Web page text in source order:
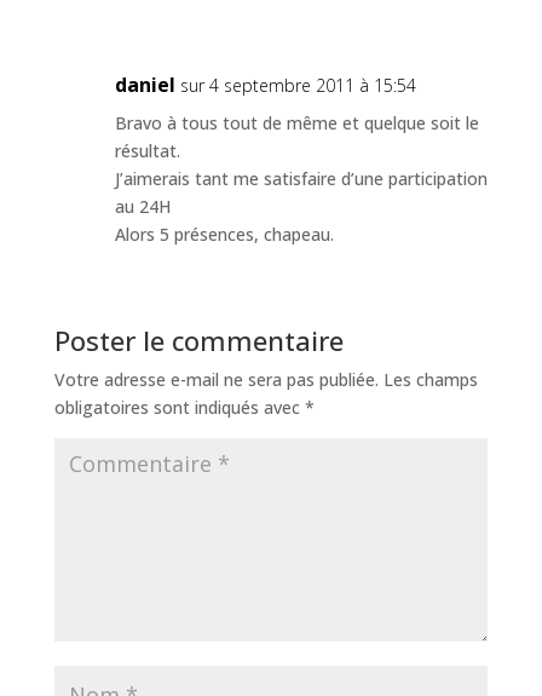
daniel sur 4 septembre 2011 à 15:54
Bravo à tous tout de même et quelque soit le
résultat.
J’aimerais tant me satisfaire d’une participation
au 24H
Alors 5 présences, chapeau.
Poster le commentaire
Votre adresse e-mail ne sera pas publiée. Les champs
obligatoires sont indiqués avec *